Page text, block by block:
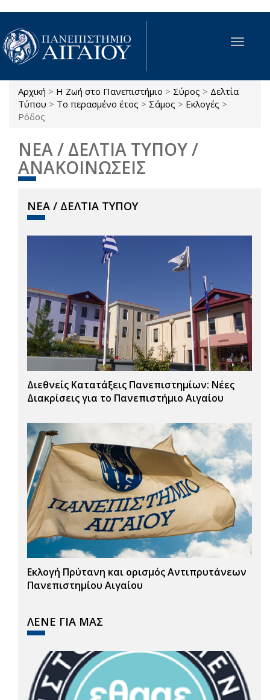
Παράκαμψη προς το κυρίως περιεχόμενο
Toggle
Είστε εδώ
Αρχική > Η Ζωή στο Πανεπιστήμιο > Σύρος > Δελτία
Τύπου > Το περασμένο έτος > Σάμος > Εκλογές >
Ρόδος
ΝΕΑ / ΔΕΛΤΙΑ ΤΥΠΟΥ /
ΑΝΑΚΟΙΝΩΣΕΙΣ
ΝΕΑ / ΔΕΛΤΙΑ ΤΥΠΟΥ
Διεθνείς Κατατάξεις Πανεπιστημίων: Νέες
Διακρίσεις για το Πανεπιστήμιο Αιγαίου
Εκλογή Πρύτανη και ορισμός Αντιπρυτάνεων
Πανεπιστημίου Αιγαίου
ΛΕΝΕ ΓΙΑ ΜΑΣ